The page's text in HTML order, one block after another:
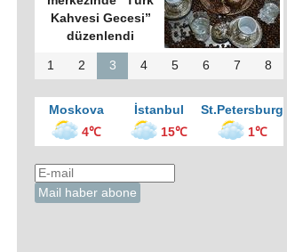
Kahvesi Gecesi”
düzenlendi
1 2 3 4 5 6 7 8
Moskova İstanbul
St.Petersburg
4℃
15℃ 1℃